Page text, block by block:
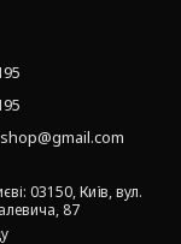
03150, Київ, вул.
87